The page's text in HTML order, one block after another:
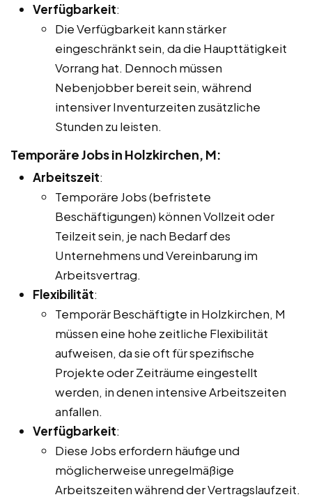
Verfügbarkeit:
Die Verfügbarkeit kann stärker
eingeschränkt sein, da die Haupttätigkeit
Vorrang hat. Dennoch müssen
Nebenjobber bereit sein, während
intensiver Inventurzeiten zusätzliche
Stunden zu leisten.
Temporäre Jobs in Holzkirchen, M:
Arbeitszeit:
Temporäre Jobs (befristete
Beschäftigungen) können Vollzeit oder
Teilzeit sein, je nach Bedarf des
Unternehmens und Vereinbarung im
Arbeitsvertrag.
Flexibilität:
Temporär Beschäftigte in Holzkirchen, M
müssen eine hohe zeitliche Flexibilität
aufweisen, da sie oft für spezifische
Projekte oder Zeiträume eingestellt
werden, in denen intensive Arbeitszeiten
anfallen.
Verfügbarkeit:
Diese Jobs erfordern häufige und
möglicherweise unregelmäßige
Arbeitszeiten während der Vertragslaufzeit.